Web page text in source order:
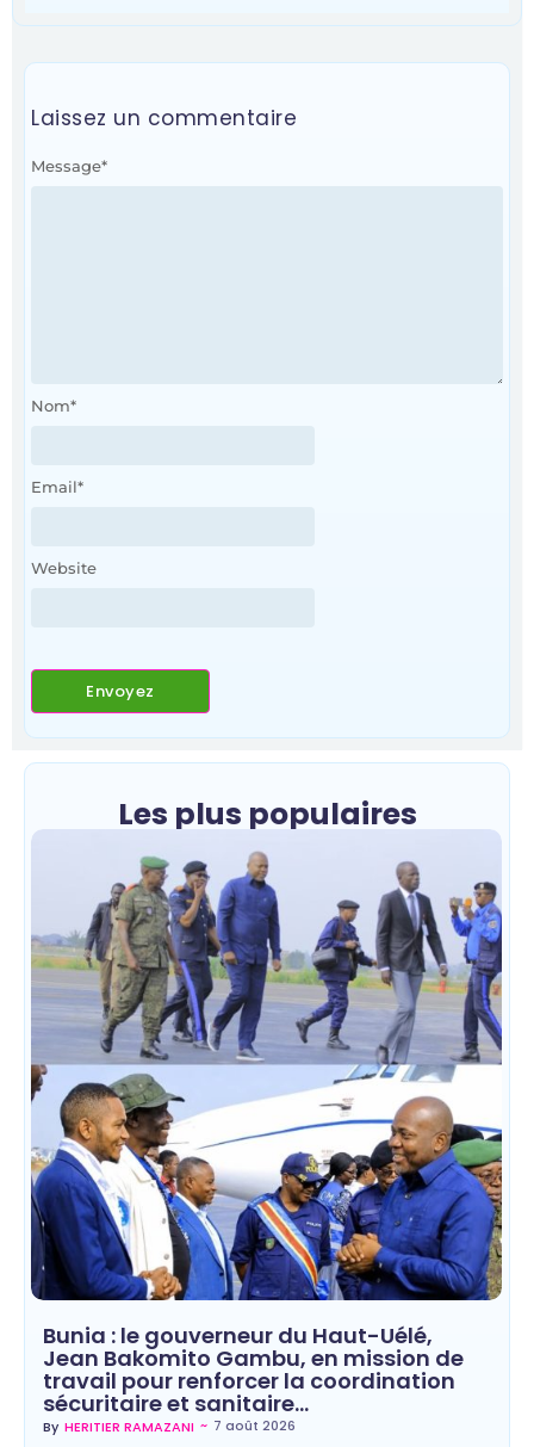
Laissez un commentaire
Message*
Nom*
Email*
Website
Les plus populaires
Bunia : le gouverneur du Haut-Uélé,
Jean Bakomito Gambu, en mission de
travail pour renforcer la coordination
sécuritaire et sanitaire…
By HERITIER RAMAZANI ~ 7 août 2026